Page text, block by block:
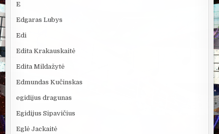
E
Edgaras Lubys
Edi
Edita Krakauskaitė
Edita Mildažytė
Edmundas Kučinskas
egidijus dragunas
Egidijus Sipavičius
Eglė Jackaitė